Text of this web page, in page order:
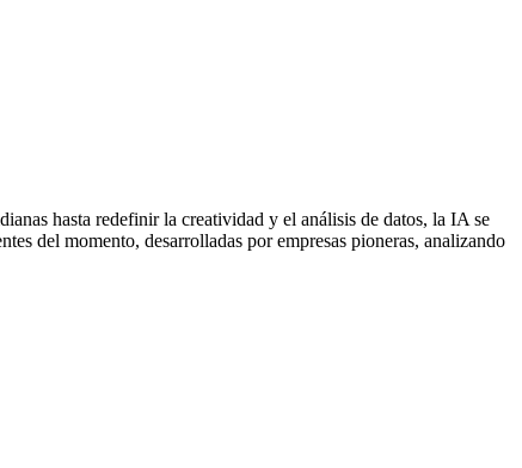
hasta redefinir la creatividad y el análisis de datos, la IA se
del momento, desarrolladas por empresas pioneras, analizando